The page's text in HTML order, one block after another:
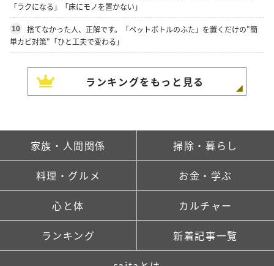
「ラクになる」「床にモノを置かない」
10
捨てなかった人、正解です。「ペットボトルのふた」を置くだけの"簡
単カビ対策"「ひと工夫で変わる」
ランキングをもっと見る
家族・人間関係 掃除・暮らし
料理・グルメ お金・学ぶ
心と体 カルチャー
ランキング 新着記事一覧